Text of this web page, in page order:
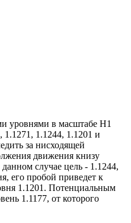
уровнями в масштабе Н1
1.1271, 1.1244, 1.1201 и
за нисходящей
движения книзу
случае цель - 1.1244,
его пробой приведет к
1.1201. Потенциальным
1.1177, от которого